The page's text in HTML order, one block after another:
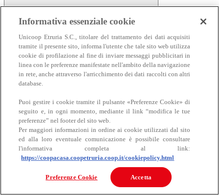
Carne
Carne
Bovino
Informativa essenziale cookie
Unicoop Etruria S.C., titolare del trattamento dei dati acquisiti
tramite il presente sito, informa l'utente che tale sito web utilizza
cookie di profilazione al fine di inviare messaggi pubblicitari in
linea con le preferenze manifestate nell'ambito della navigazione
in rete, anche attraverso l'arricchimento dei dati raccolti con altri
database.
Puoi gestire i cookie tramite il pulsante «Preferenze Cookie» di
seguito e, in ogni momento, mediante il link “modifica le tue
preferenze” nel footer del sito web.
Per maggiori informazioni in ordine ai cookie utilizzati dal sito
ed alla loro eventuale comunicazione è possibile consultare
l'informativa completa al link:
https://coopacasa.coopetruria.coop.it/cookiepolicy.html
Preferenze Cookie Accetta